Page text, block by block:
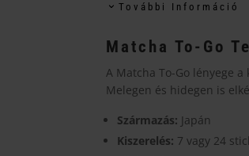
több
van.
A
változatok
a
termékoldalon
További Információ
Matcha To-Go
A Matcha To-Go lényege
Melegen és hidegen is
Származás: Japán
Kiszerelés: 7 vagy 24